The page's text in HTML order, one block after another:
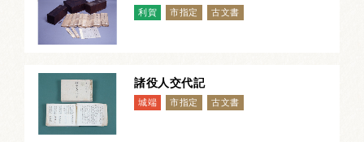
利賀 市指定 古文書
諸役人交代記
城端 市指定 古文書